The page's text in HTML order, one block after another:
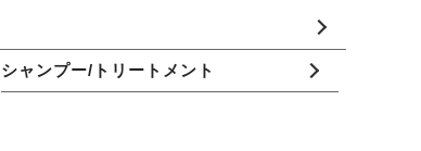
シャンプー/トリートメント